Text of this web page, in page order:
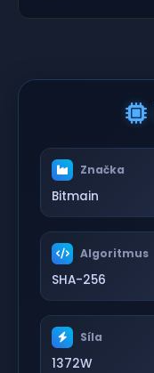
Značka
Bitmain
Algoritmus
SHA-256
Síla
1372W